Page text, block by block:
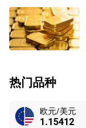
热门品种
欧元/美元
1.15412